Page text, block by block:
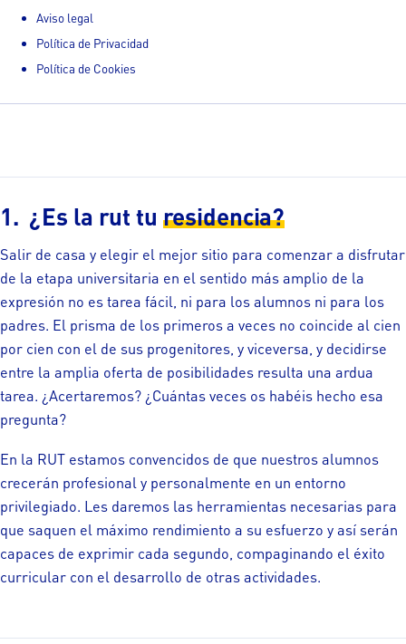
Aviso legal
Política de Privacidad
Política de Cookies
¿Es la rut tu residencia?
Salir de casa y elegir el mejor sitio para comenzar a disfrutar
de la etapa universitaria en el sentido más amplio de la
expresión no es tarea fácil, ni para los alumnos ni para los
padres. El prisma de los primeros a veces no coincide al cien
por cien con el de sus progenitores, y viceversa, y decidirse
entre la amplia oferta de posibilidades resulta una ardua
tarea. ¿Acertaremos? ¿Cuántas veces os habéis hecho esa
pregunta?
En la RUT estamos convencidos de que nuestros alumnos
crecerán profesional y personalmente en un entorno
privilegiado. Les daremos las herramientas necesarias para
que saquen el máximo rendimiento a su esfuerzo y así serán
capaces de exprimir cada segundo, compaginando el éxito
curricular con el desarrollo de otras actividades.